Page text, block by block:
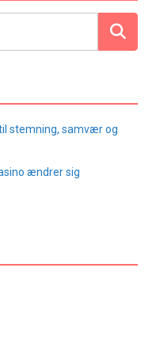
stemning, samvær og
ændrer sig